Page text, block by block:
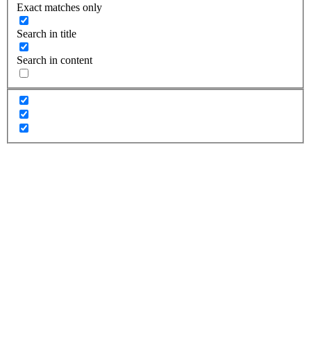
Exact matches only
Search in title
Search in content